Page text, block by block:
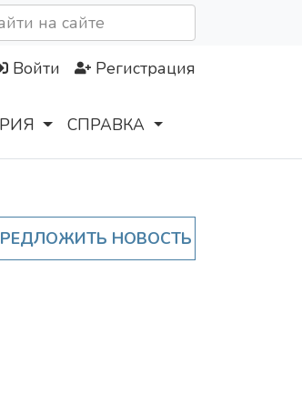
Войти Регистрация
СПРАВКА
НОВОСТЬ